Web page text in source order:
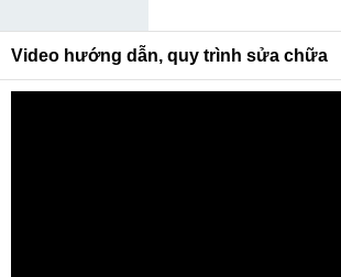
Video hướng dẫn, quy trình sửa chữa